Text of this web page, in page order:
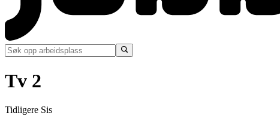
Tv 2
Tidligere Sis